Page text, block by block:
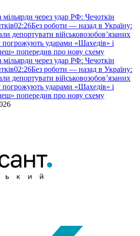
мільярди через удар РФ: Чечоткін
02:26Без роботи — назад в Україну:
депортувати військовозобов’язаних
погрожують ударами «Шахедів» і
попередив про нову схему
мільярди через удар РФ: Чечоткін
02:26Без роботи — назад в Україну:
депортувати військовозобов’язаних
погрожують ударами «Шахедів» і
попередив про нову схему